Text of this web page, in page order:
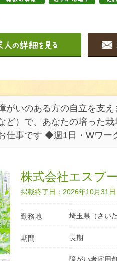
がいのある方の自立を支
ど）で、あなたの培った栽
仕事です ◆週1日・Wワー
株式会社エスプ
掲載終了日：2026年10月31
勤務地 埼玉県（さい
期間 長期
障がい者雇用